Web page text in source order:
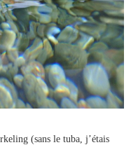
(sans le tuba, j’étais